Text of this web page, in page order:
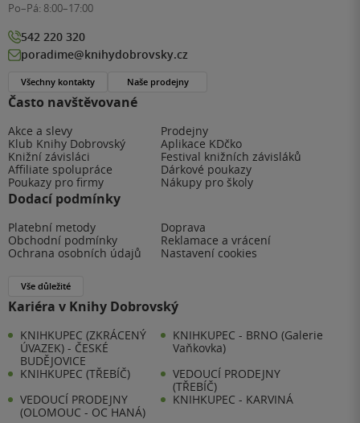
Často navštěvované
Akce a slevy
Prodejny
Klub Knihy Dobrovský
Aplikace KDčko
Knižní závisláci
Festival knižních závisláků
Affiliate spolupráce
Dárkové poukazy
Poukazy pro firmy
Nákupy pro školy
Dodací podmínky
Platební metody
Doprava
Obchodní podmínky
Reklamace a vrácení
Ochrana osobních údajů
Nastavení cookies
Vše důležité
Kariéra v Knihy Dobrovský
KNIHKUPEC (ZKRÁCENÝ
ÚVAZEK) - ČESKÉ
BUDĚJOVICE
KNIHKUPEC - BRNO (Galerie
Vaňkovka)
KNIHKUPEC (TŘEBÍČ)
VEDOUCÍ PRODEJNY
(TŘEBÍČ)
VEDOUCÍ PRODEJNY
(OLOMOUC - OC HANÁ)
KNIHKUPEC - KARVINÁ
Po–Pá: 8:00–17:00
542 220 320
poradime@knihydobrovsky.cz
Všechny kontakty Naše prodejny